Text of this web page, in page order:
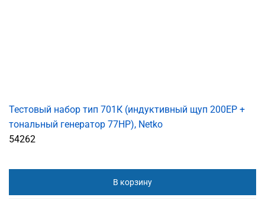
Тестовый набор тип 701К (индуктивный щуп 200ЕР +
тональный генератор 77HP), Netko
54262
В корзину